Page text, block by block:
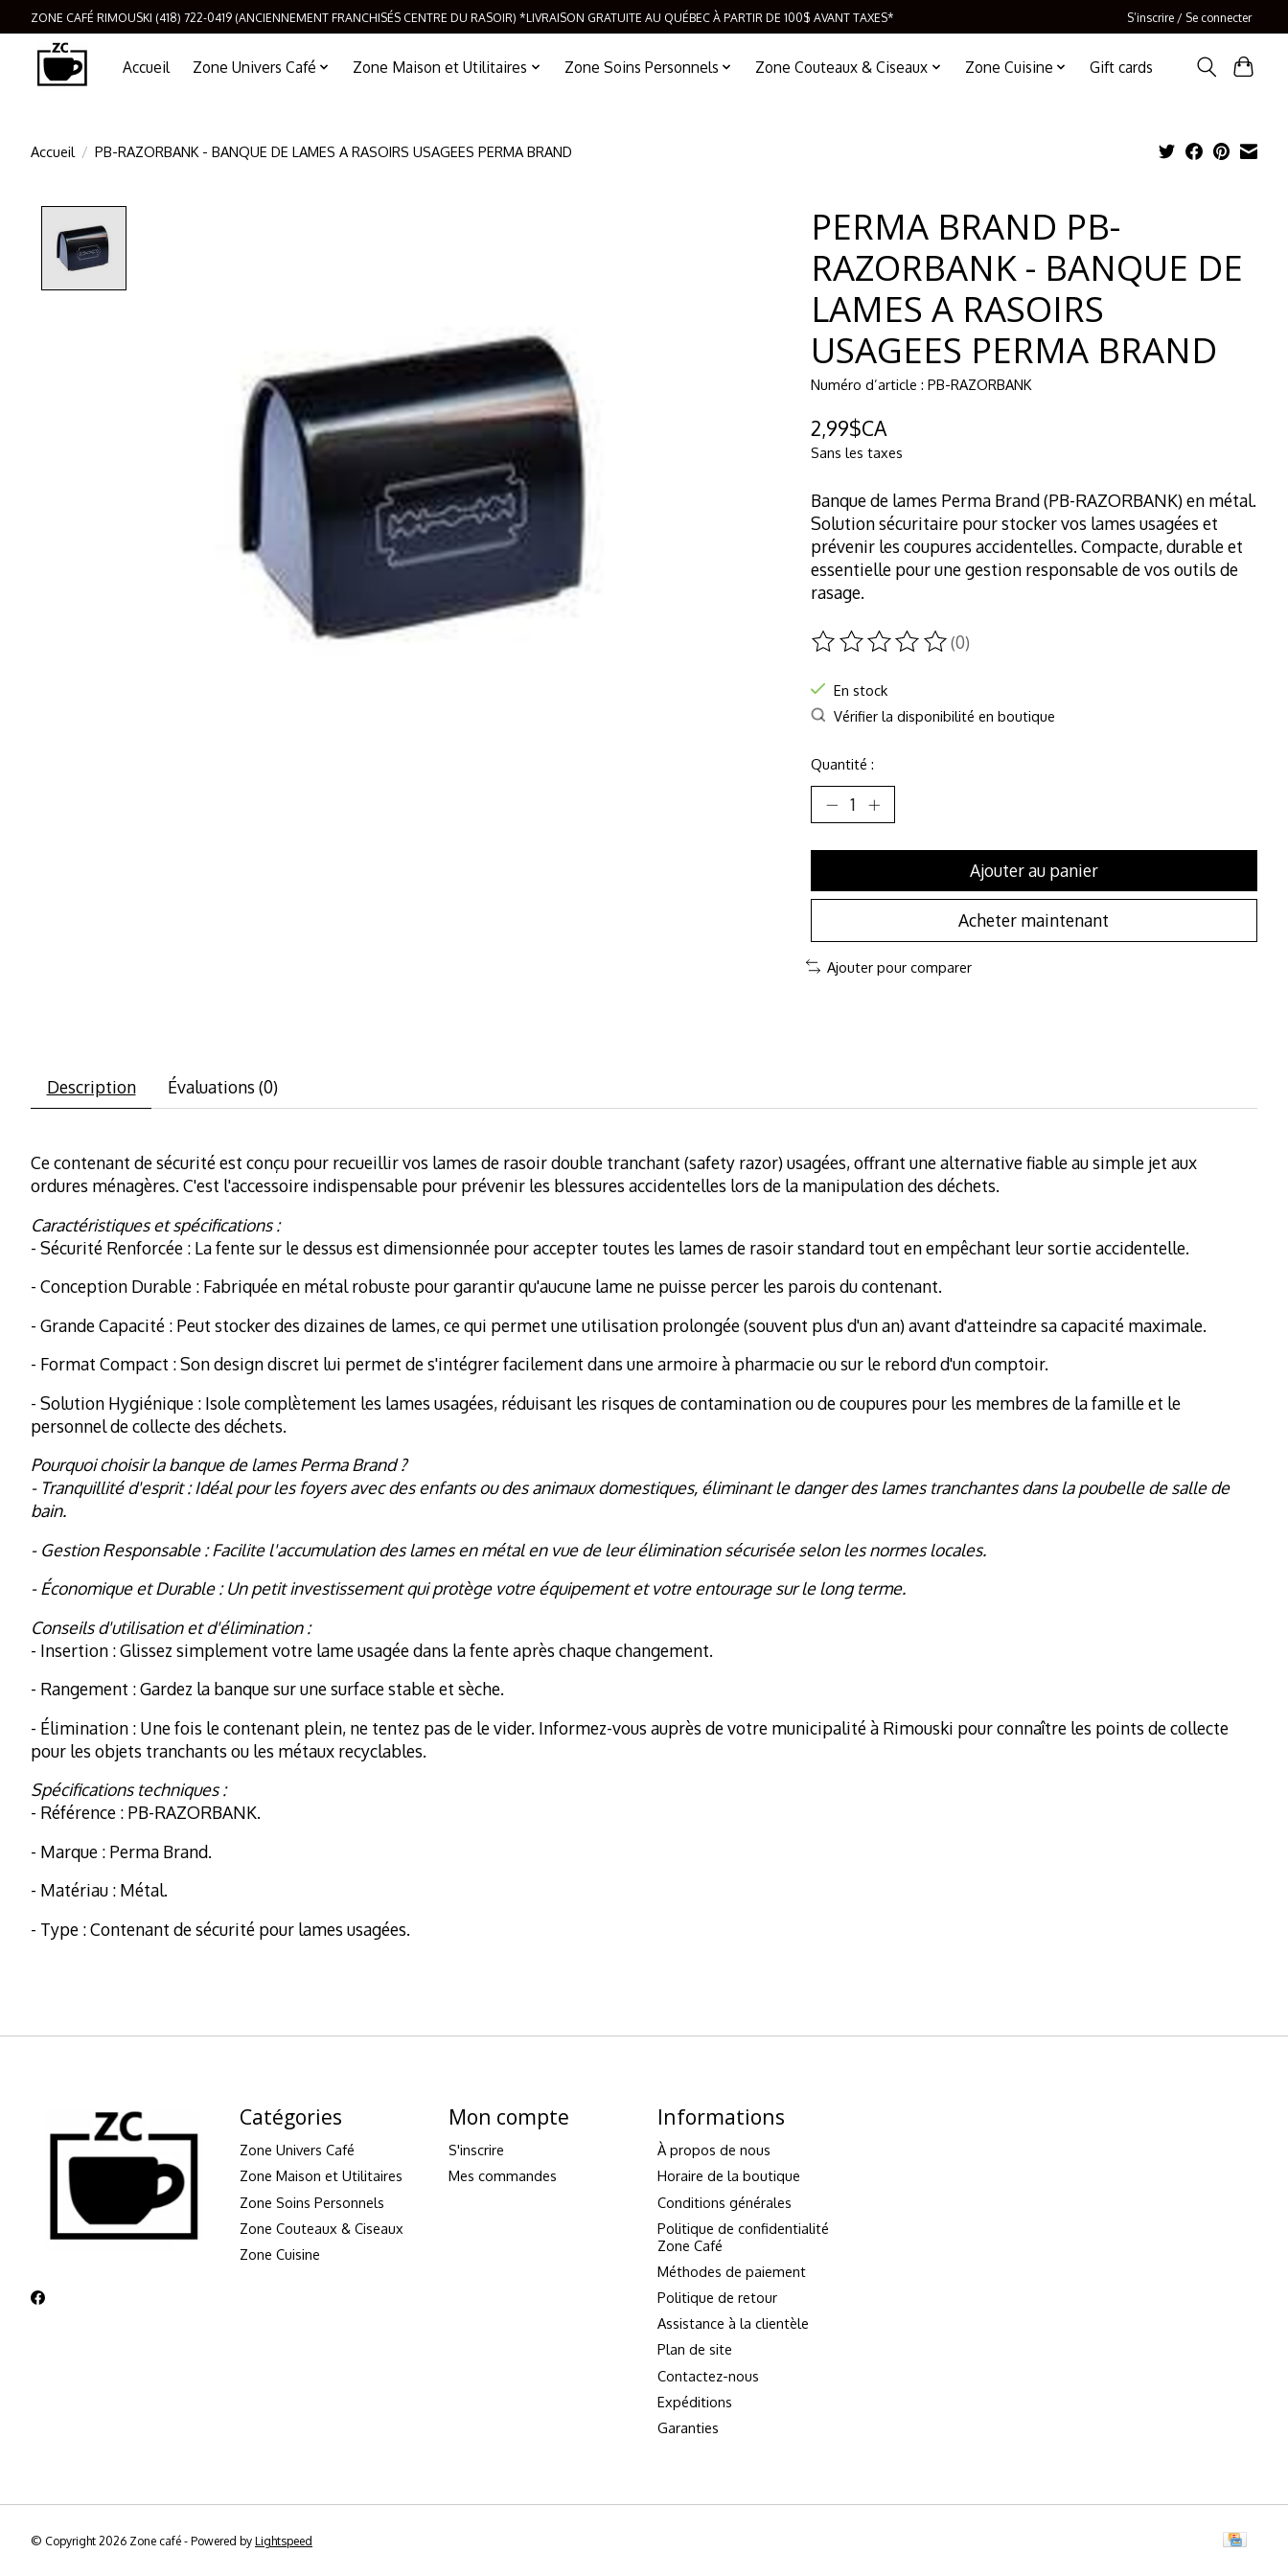
ZONE CAFÉ RIMOUSKI (418) 722-0419 (ANCIENNEMENT FRANCHISÉS CENTRE DU RASOIR) *LIVRAISON GRATUITE AU QUÉBEC À PARTIR DE 100$ AVANT TAXES* S’inscrire / Se connecter
Accueil Zone Univers Café Zone Maison et Utilitaires Zone Soins Personnels Zone Couteaux & Ciseaux Zone Cuisine Gift cards
Accueil / PB-RAZORBANK - BANQUE DE LAMES A RASOIRS USAGEES PERMA BRAND
PERMA BRAND PB-
RAZORBANK - BANQUE DE
LAMES A RASOIRS
USAGEES PERMA BRAND
Numéro d’article : PB-RAZORBANK
2,99$CA
Sans les taxes
Banque de lames Perma Brand (PB-RAZORBANK) en métal.
Solution sécuritaire pour stocker vos lames usagées et
prévenir les coupures accidentelles. Compacte, durable et
essentielle pour une gestion responsable de vos outils de
rasage.
Ce produit est évalué à
(0)
En stock
Vérifier la disponibilité en boutique
Quantité :
Ajouter au panier
Acheter maintenant
Ajouter pour comparer
Description Évaluations (0)
Ce contenant de sécurité est conçu pour recueillir vos lames de rasoir double tranchant (safety razor) usagées, offrant une alternative fiable au simple jet aux
ordures ménagères. C'est l'accessoire indispensable pour prévenir les blessures accidentelles lors de la manipulation des déchets.
Caractéristiques et spécifications :
- Sécurité Renforcée : La fente sur le dessus est dimensionnée pour accepter toutes les lames de rasoir standard tout en empêchant leur sortie accidentelle.
- Conception Durable : Fabriquée en métal robuste pour garantir qu'aucune lame ne puisse percer les parois du contenant.
- Grande Capacité : Peut stocker des dizaines de lames, ce qui permet une utilisation prolongée (souvent plus d'un an) avant d'atteindre sa capacité maximale.
- Format Compact : Son design discret lui permet de s'intégrer facilement dans une armoire à pharmacie ou sur le rebord d'un comptoir.
- Solution Hygiénique : Isole complètement les lames usagées, réduisant les risques de contamination ou de coupures pour les membres de la famille et le
personnel de collecte des déchets.
Pourquoi choisir la banque de lames Perma Brand ?
- Tranquillité d'esprit : Idéal pour les foyers avec des enfants ou des animaux domestiques, éliminant le danger des lames tranchantes dans la poubelle de salle de
bain.
- Gestion Responsable : Facilite l'accumulation des lames en métal en vue de leur élimination sécurisée selon les normes locales.
- Économique et Durable : Un petit investissement qui protège votre équipement et votre entourage sur le long terme.
Conseils d'utilisation et d'élimination :
- Insertion : Glissez simplement votre lame usagée dans la fente après chaque changement.
- Rangement : Gardez la banque sur une surface stable et sèche.
- Élimination : Une fois le contenant plein, ne tentez pas de le vider. Informez-vous auprès de votre municipalité à Rimouski pour connaître les points de collecte
pour les objets tranchants ou les métaux recyclables.
Spécifications techniques :
- Référence : PB-RAZORBANK.
- Marque : Perma Brand.
- Matériau : Métal.
- Type : Contenant de sécurité pour lames usagées.
Catégories
Zone Univers Café
Zone Maison et Utilitaires
Zone Soins Personnels
Zone Couteaux & Ciseaux
Zone Cuisine
Mon compte
S'inscrire
Mes commandes
Informations
À propos de nous
Horaire de la boutique
Conditions générales
Politique de confidentialité
Zone Café
Méthodes de paiement
Politique de retour
Assistance à la clientèle
Plan de site
Contactez-nous
Expéditions
Garanties
© Copyright 2026 Zone café - Powered byLightspeed